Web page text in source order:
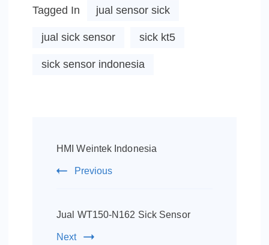
Tagged In jual sensor sick
jual sick sensor sick kt5
sick sensor indonesia
Navigation
HMI Weintek Indonesia
Previous
Jual WT150-N162 Sick Sensor
Next